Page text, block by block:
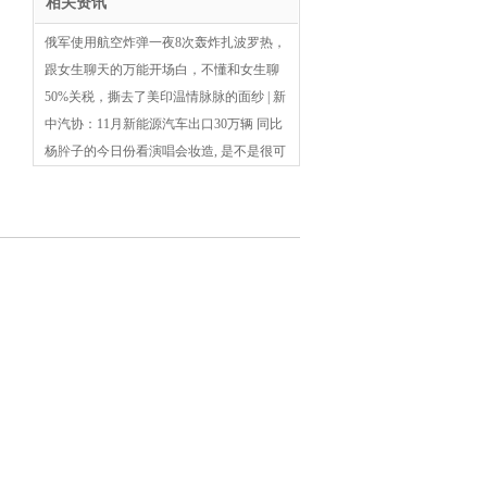
俄军使用航空炸弹一夜8次轰炸扎波罗热，
一所监狱被击中，16死35伤
跟女生聊天的万能开场白，不懂和女生聊
什么的男生注意了
50%关税，撕去了美印温情脉脉的面纱 | 新
京报专栏
中汽协：11月新能源汽车出口30万辆 同比
增长2.6倍
杨肸子的今日份看演唱会妆造, 是不是很可